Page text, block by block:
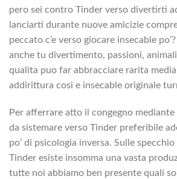
pero sei contro Tinder verso divertirti
lanciarti durante nuove amicizie
peccato c’e verso giocare insecable
anche tu divertimento, passioni,
qualita puo far abbracciare rarita
addirittura cosi e insecable originale
Per afferrare atto il congegno
da sistemare verso Tinder preferibile
po’ di psicologia inversa. Sulle
Tinder esiste insomma una vasta
tutte noi abbiamo ben presente quali